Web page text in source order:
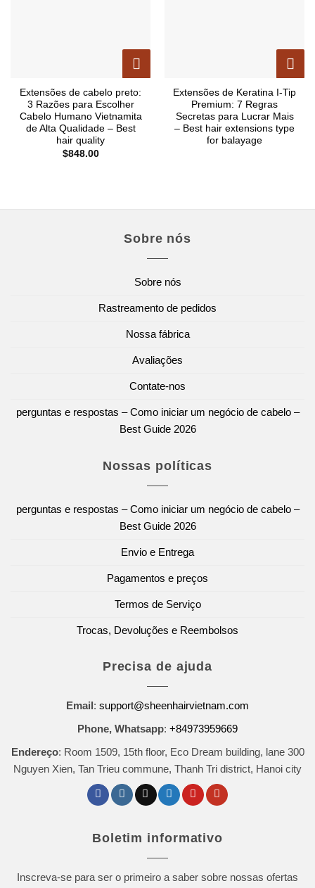
Extensões de cabelo preto:
3 Razões para Escolher
Cabelo Humano Vietnamita
de Alta Qualidade – Best
hair quality
$848.00
Extensões de Keratina I-Tip
Premium: 7 Regras
Secretas para Lucrar Mais
– Best hair extensions type
for balayage
Sobre nós
Sobre nós
Rastreamento de pedidos
Nossa fábrica
Avaliações
Contate-nos
perguntas e respostas – Como iniciar um negócio de cabelo –
Best Guide 2026
Nossas políticas
perguntas e respostas – Como iniciar um negócio de cabelo –
Best Guide 2026
Envio e Entrega
Pagamentos e preços
Termos de Serviço
Trocas, Devoluções e Reembolsos
Precisa de ajuda
Email: support@sheenhairvietnam.com
Phone, Whatsapp: +84973959669
Endereço: Room 1509, 15th floor, Eco Dream building, lane 300
Nguyen Xien, Tan Trieu commune, Thanh Tri district, Hanoi city
Boletim informativo
Inscreva-se para ser o primeiro a saber sobre nossas ofertas